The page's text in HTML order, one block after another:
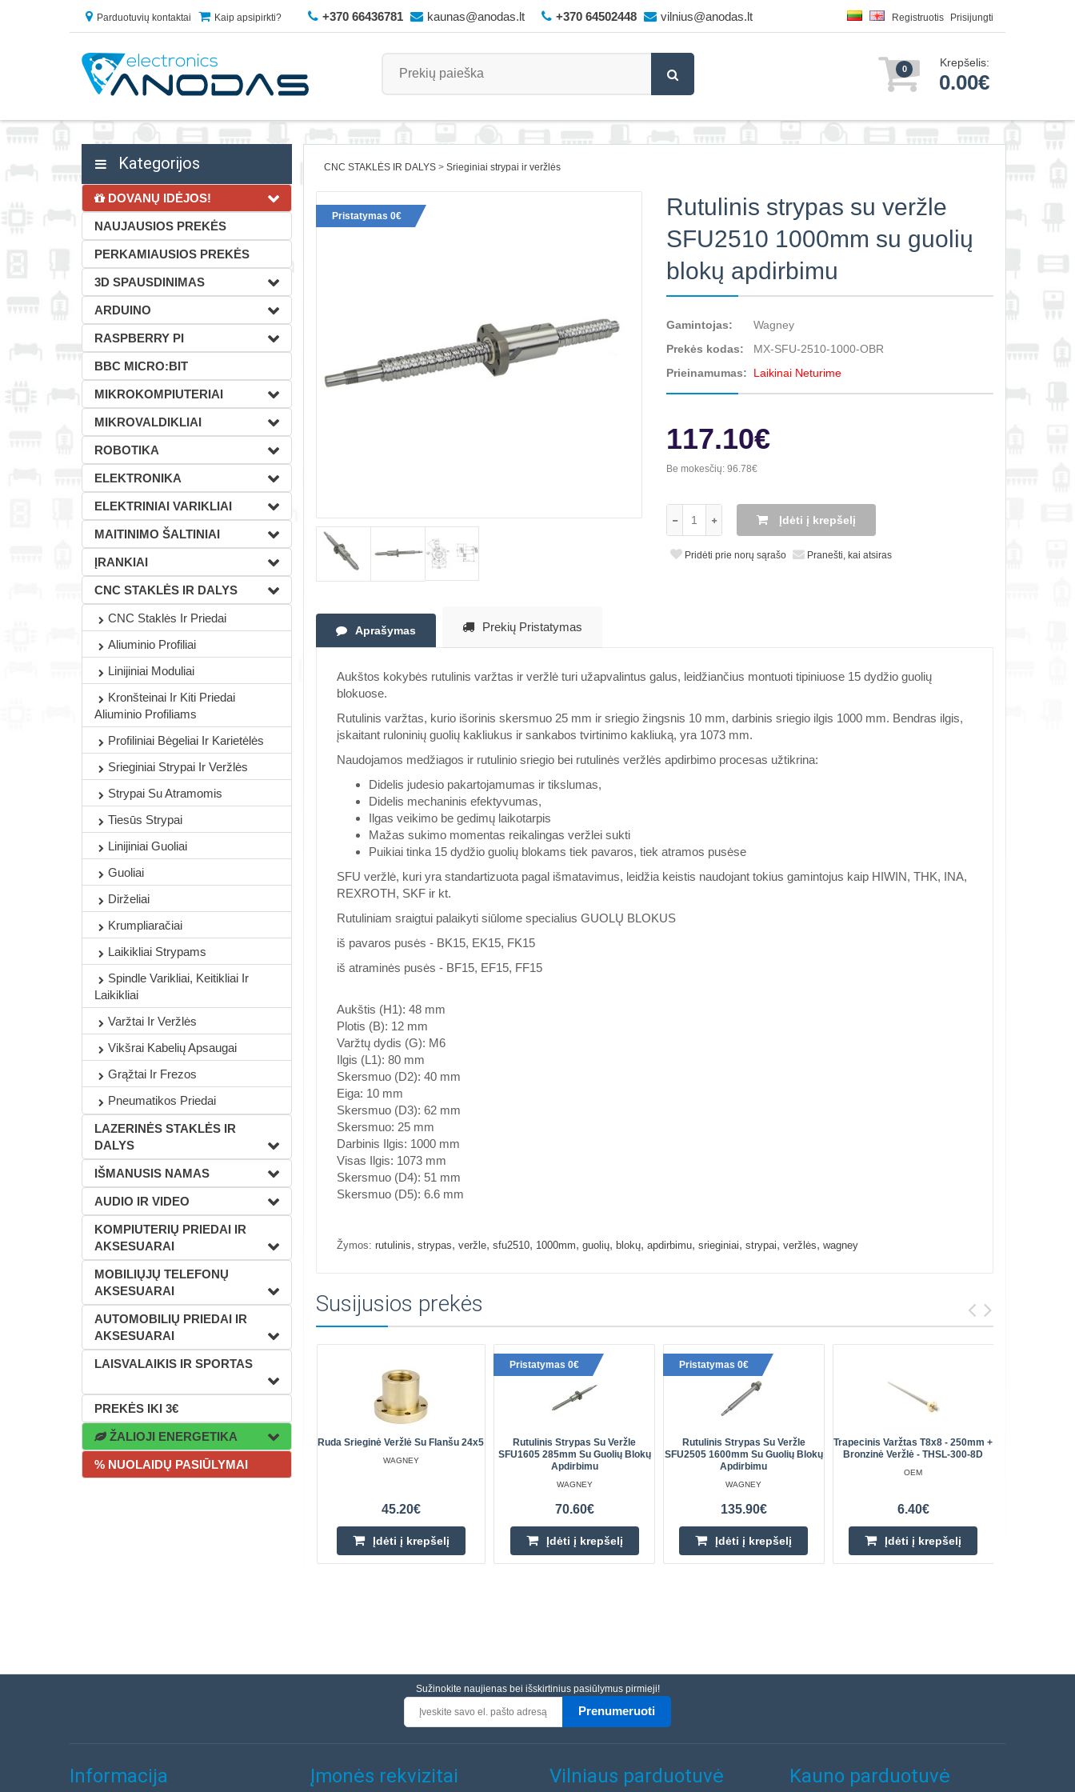
Parduotuvių kontaktai Kaip apsipirkti? +370 66436781 kaunas@anodas.lt +370 64502448 vilnius@anodas.lt Registruotis Prisijungti
0 Krepšelis:
0.00€
Kategorijos
DOVANŲ IDĖJOS!
NAUJAUSIOS PREKĖS
PERKAMIAUSIOS PREKĖS
3D SPAUSDINIMAS
ARDUINO
RASPBERRY PI
BBC MICRO:BIT
MIKROKOMPIUTERIAI
MIKROVALDIKLIAI
ROBOTIKA
ELEKTRONIKA
ELEKTRINIAI VARIKLIAI
MAITINIMO ŠALTINIAI
ĮRANKIAI
CNC STAKLĖS IR DALYS
CNC Staklės Ir Priedai
Aliuminio Profiliai
Linijiniai Moduliai
Kronšteinai Ir Kiti Priedai
Aliuminio Profiliams
Profiliniai Bėgeliai Ir Karietėlės
Srieginiai Strypai Ir Veržlės
Strypai Su Atramomis
Tiesūs Strypai
Linijiniai Guoliai
Guoliai
Dirželiai
Krumpliaračiai
Laikikliai Strypams
Spindle Varikliai, Keitikliai Ir
Laikikliai
Varžtai Ir Veržlės
Vikšrai Kabelių Apsaugai
Grąžtai Ir Frezos
Pneumatikos Priedai
LAZERINĖS STAKLĖS IR
DALYS
IŠMANUSIS NAMAS
AUDIO IR VIDEO
KOMPIUTERIŲ PRIEDAI IR
AKSESUARAI
MOBILIŲJŲ TELEFONŲ
AKSESUARAI
AUTOMOBILIŲ PRIEDAI IR
AKSESUARAI
LAISVALAIKIS IR SPORTAS
PREKĖS IKI 3€
ŽALIOJI ENERGETIKA
% NUOLAIDŲ PASIŪLYMAI
CNC STAKLĖS IR DALYS Srieginiai strypai ir veržlės
Pristatymas 0€
Rutulinis strypas su veržle
SFU2510 1000mm su guolių
blokų apdirbimu
Gamintojas:
Wagney
Prekės kodas:
MX-SFU-2510-1000-OBR
Prieinamumas:
Laikinai Neturime
117.10€
Be mokesčių:96.78€
Įdėti į krepšelį
Pridėti prie norų sąrašo Pranešti, kai atsiras
Aprašymas Prekių Pristatymas
Aukštos kokybės rutulinis varžtas ir veržlė turi užapvalintus galus, leidžiančius montuoti tipiniuose 15 dydžio guolių
blokuose.
Rutulinis varžtas, kurio išorinis skersmuo 25 mm ir sriegio žingsnis 10 mm, darbinis sriegio ilgis 1000 mm. Bendras ilgis,
įskaitant ruloninių guolių kakliukus ir sankabos tvirtinimo kakliuką, yra 1073 mm.
Naudojamos medžiagos ir rutulinio sriegio bei rutulinės veržlės apdirbimo procesas užtikrina:
Didelis judesio pakartojamumas ir tikslumas,
Didelis mechaninis efektyvumas,
Ilgas veikimo be gedimų laikotarpis
Mažas sukimo momentas reikalingas veržlei sukti
Puikiai tinka 15 dydžio guolių blokams tiek pavaros, tiek atramos pusėse
SFU veržlė, kuri yra standartizuota pagal išmatavimus, leidžia keistis naudojant tokius gamintojus kaip HIWIN, THK, INA,
REXROTH, SKF ir kt.
Rutuliniam sraigtui palaikyti siūlome specialius GUOLŲ BLOKUS
iš pavaros pusės - BK15, EK15, FK15
iš atraminės pusės - BF15, EF15, FF15
Aukštis (H1): 48 mm
Plotis (B): 12 mm
Varžtų dydis (G): M6
Ilgis (L1): 80 mm
Skersmuo (D2): 40 mm
Eiga: 10 mm
Skersmuo (D3): 62 mm
Skersmuo: 25 mm
Darbinis Ilgis: 1000 mm
Visas Ilgis: 1073 mm
Skersmuo (D4): 51 mm
Skersmuo (D5): 6.6 mm
Žymos: rutulinis, strypas, veržle, sfu2510, 1000mm, guolių, blokų, apdirbimu, srieginiai, strypai, veržlės, wagney
Susijusios prekės
Ruda Srieginė Veržlė Su Flanšu 24x5
WAGNEY
45.20€
Įdėti į krepšelį
Pristatymas 0€
Rutulinis Strypas Su Veržle
SFU1605 285mm Su Guolių Blokų
Apdirbimu
WAGNEY
70.60€
Įdėti į krepšelį
Pristatymas 0€
Rutulinis Strypas Su Veržle
SFU2505 1600mm Su Guolių Blokų
Apdirbimu
WAGNEY
135.90€
Įdėti į krepšelį
Trapecinis Varžtas T8x8 - 250mm +
Bronzinė Veržlė - THSL-300-8D
OEM
6.40€
Įdėti į krepšelį
Sužinokite naujienas bei išskirtinius pasiūlymus pirmieji!
Prenumeruoti
Informacija Įmonės rekvizitai Vilniaus parduotuvė Kauno parduotuvė